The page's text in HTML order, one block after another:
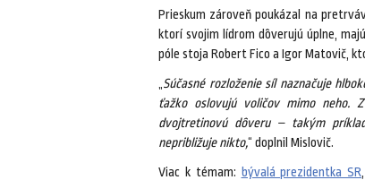
Prieskum zároveň poukázal na
ktorí svojim lídrom dôverujú úplne,
póle stoja Robert Fico a Igor Matovič,
„Súčasné rozloženie síl naznačuje
ťažko oslovujú voličov mimo neho.
dvojtretinovú dôveru – takým
nepribližuje nikto,“ doplnil Mislovič.
Viac k témam: bývalá prezidentka SR